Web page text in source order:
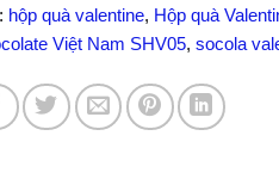
hộp quà valentine, Hộp quà
Việt Nam SHV05,socola